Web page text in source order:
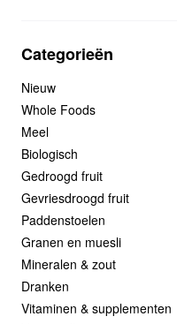
Categorieën
Nieuw
Whole Foods
Meel
Biologisch
Gedroogd fruit
Gevriesdroogd fruit
Paddenstoelen
Granen en muesli
Mineralen & zout
Dranken
Vitaminen & supplementen